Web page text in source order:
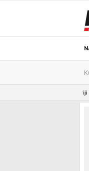
zbog serije provala,